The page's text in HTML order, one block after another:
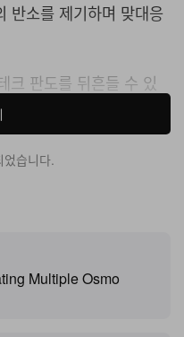
반소를 제기하며 맞대응
판도를 뒤흔들 수 있
. DJI는 텍사스 동부 연
했으며, 이는 마침
에 상륙하던 시점과 맞
제출 문서에 따르면 새
대한 디자인 특허를 침
또 경쟁사가 피사체 추
었습니다.
Multiple Osmo